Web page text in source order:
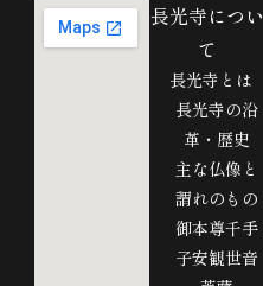
長光寺につい
て
長光寺とは
長光寺の沿
革・歴史
主な仏像と
謂れのもの
御本尊千手
子安観世音